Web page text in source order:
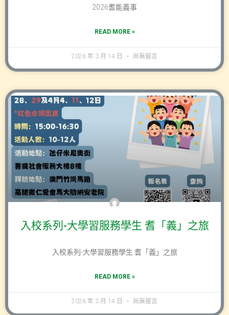
2026耆能義事
READ MORE »
2026 年 3 月 14 日 尚無留言
入校系列-大學習服務學生 耆「義」之旅
入校系列-大學習服務學生 耆「義」之旅
READ MORE »
2026 年 3 月 14 日 尚無留言